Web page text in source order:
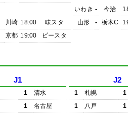
川崎 18:00
味スタ
京都 19:00 ピースタ
いわき - 今治
山形
- 栃木C
J1
1
清水
1
名古屋
J2
1 札幌
1
1
八戸
1